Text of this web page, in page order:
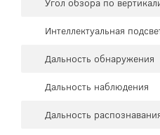
Угол обзора по
Интеллектуальная
Дальность обнаружения
Дальность наблюдения
Дальность